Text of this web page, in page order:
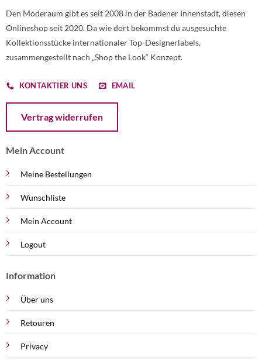
Den Moderaum gibt es seit 2008 in der Badener Innenstadt, diesen
Onlineshop seit 2020. Da wie dort bekommst du ausgesuchte
Kollektionsstücke internationaler Top-Designerlabels,
zusammengestellt nach „Shop the Look“ Konzept.
KONTAKTIER UNS EMAIL
Vertrag widerrufen
Mein Account
Meine Bestellungen
Wunschliste
Mein Account
Logout
Information
Über uns
Retouren
Privacy